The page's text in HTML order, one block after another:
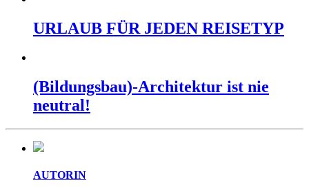
URLAUB FÜR JEDEN REISETYP
(Bildungsbau)-Architektur ist nie
neutral!
AUTORIN